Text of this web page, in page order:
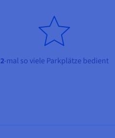
2-mal so viele Parkplätze bedient